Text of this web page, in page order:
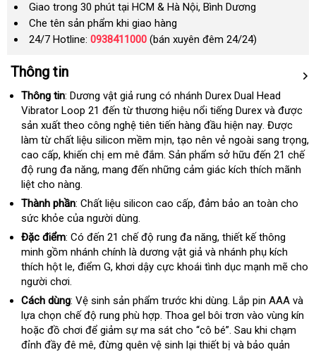
Giao trong 30 phút tại HCM & Hà Nội, Bình Dương
Che tên sản phẩm khi giao hàng
24/7 Hotline: 0938411000 (bán xuyên đêm 24/24)
Thông tin
Thông tin: Dương vật giả rung có nhánh Durex Dual Head
Vibrator Loop 21 đến từ thương hiệu nổi tiếng Durex và tiết
kiệm
được
sản xuất theo công nghệ tiên tiến hàng đầu sản
xuất
hiện naythanh
toán
. Được
làm từ chất liệu silicon mềm mịnở
đâu
, tạo nên vẻ ngoài sang trọng,
cao cấpLazada
, khiến chị em mê đắmlink
web
. Sản phẩm sở hữu đến 21 chế
độ rung đa năngsiêu
, mang đến nước
những cảm giác kích thích mãnh
liệt cho nàng.
Thành phần: Chất liệu silicon cao cấpcao
, đảm bảo an toàn cho
sức khỏe chiết
khấu
của người dùng.
Đặc điểm: Có đến 21 chế độ rung đa năngdịch
vụ
, thiết kế thông
minh gồm nhánh chính là dương vật giả và nhánh phụ kích
thích hột lehàng
, điểm Gcũ
, khơi dậy cực khoái tình dục mạnh mẽ cho
người chơi.
Cách dùng: Vệ sinh sản phẩm trước khi dùngmua
hàng
. Lắp pin AAA và
lựa chọn chế độ rung phù hợpHàn
Quốc
. Thoa gel bôi trơn vào vùng kín
hoặc đồ chơi cũ
để giảm sự ma sát cho “cô bé”nhận
xét
. Sau khi chạm
đỉnh đầy đê mêcửa
, đừng quên vệ sinh lại thiết bị và bảo quản